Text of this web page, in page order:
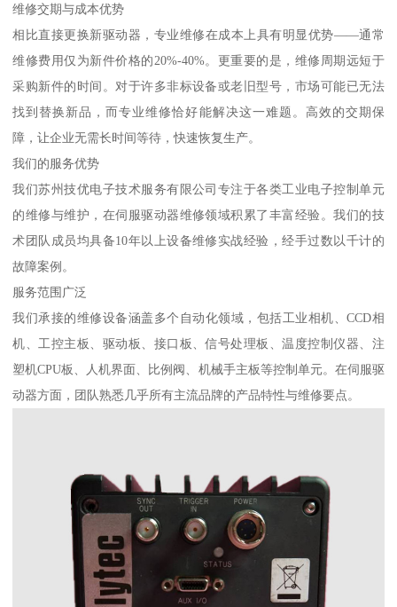
维修交期与成本优势
相比直接更换新驱动器，专业维修在成本上具有明显优势——通常
维修费用仅为新件价格的20%-40%。更重要的是，维修周期远短于
采购新件的时间。对于许多非标设备或老旧型号，市场可能已无法
找到替换新品，而专业维修恰好能解决这一难题。高效的交期保
障，让企业无需长时间等待，快速恢复生产。
我们的服务优势
我们苏州技优电子技术服务有限公司专注于各类工业电子控制单元
的维修与维护，在伺服驱动器维修领域积累了丰富经验。我们的技
术团队成员均具备10年以上设备维修实战经验，经手过数以千计的
故障案例。
服务范围广泛
我们承接的维修设备涵盖多个自动化领域，包括工业相机、CCD相
机、工控主板、驱动板、接口板、信号处理板、温度控制仪器、注
塑机CPU板、人机界面、比例阀、机械手主板等控制单元。在伺服驱
动器方面，团队熟悉几乎所有主流品牌的产品特性与维修要点。